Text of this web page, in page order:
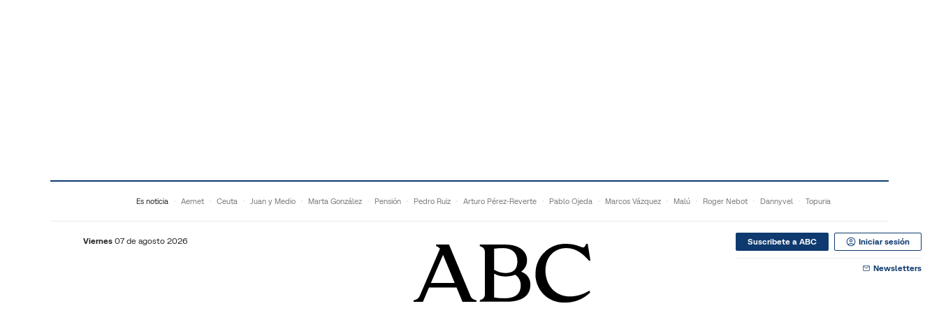
Es noticia Aemet Ceuta Juan y Medio Marta González Pensión Pedro Ruiz Arturo Pérez-Reverte Pablo Ojeda Marcos Vázquez Malú Roger Nebot Dannyvel Topuria
Viernes 07 de agosto 2026 Suscribete a ABC Iniciar sesión
Newsletters